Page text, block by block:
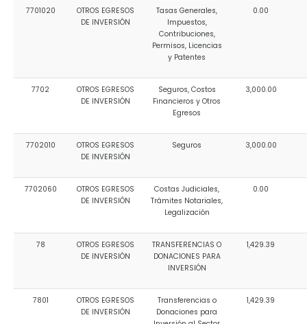
7701020
OTROS EGRESOS
DE INVERSIÓN
Tasas Generales,
Impuestos,
Contribuciones,
Permisos, Licencias
y Patentes
0.00
7702
OTROS EGRESOS
DE INVERSIÓN
Seguros, Costos
Financieros y Otros
Egresos
3,000.00
7702010
OTROS EGRESOS
DE INVERSIÓN
Seguros 3,000.00
7702060
OTROS EGRESOS
DE INVERSIÓN
Costas Judiciales,
Trámites Notariales,
Legalización
0.00
78
OTROS EGRESOS
DE INVERSIÓN
TRANSFERENCIAS O
DONACIONES PARA
INVERSIÓN
1,429.39
7801
OTROS EGRESOS
DE INVERSIÓN
Transferencias o
Donaciones para
1,429.39